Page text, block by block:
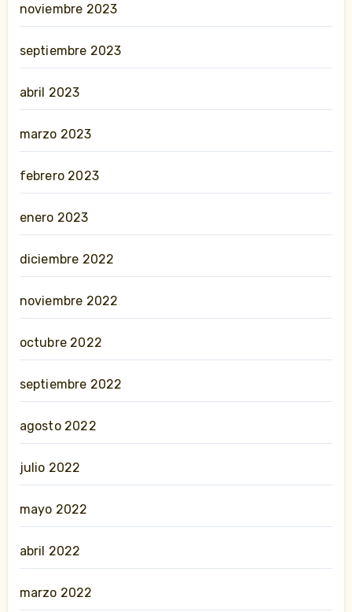
noviembre 2023
septiembre 2023
abril 2023
marzo 2023
febrero 2023
enero 2023
diciembre 2022
noviembre 2022
octubre 2022
septiembre 2022
agosto 2022
julio 2022
mayo 2022
abril 2022
marzo 2022